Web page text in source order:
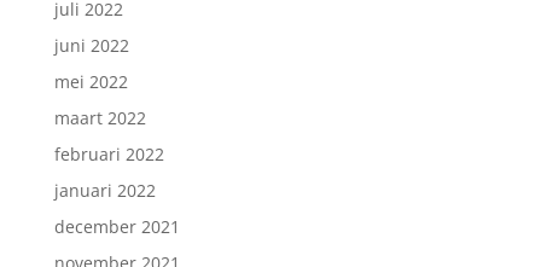
juli 2022
juni 2022
mei 2022
maart 2022
februari 2022
januari 2022
december 2021
november 2021